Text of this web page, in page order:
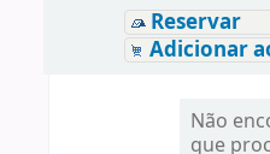
Reservar
Adicionar
Não
que